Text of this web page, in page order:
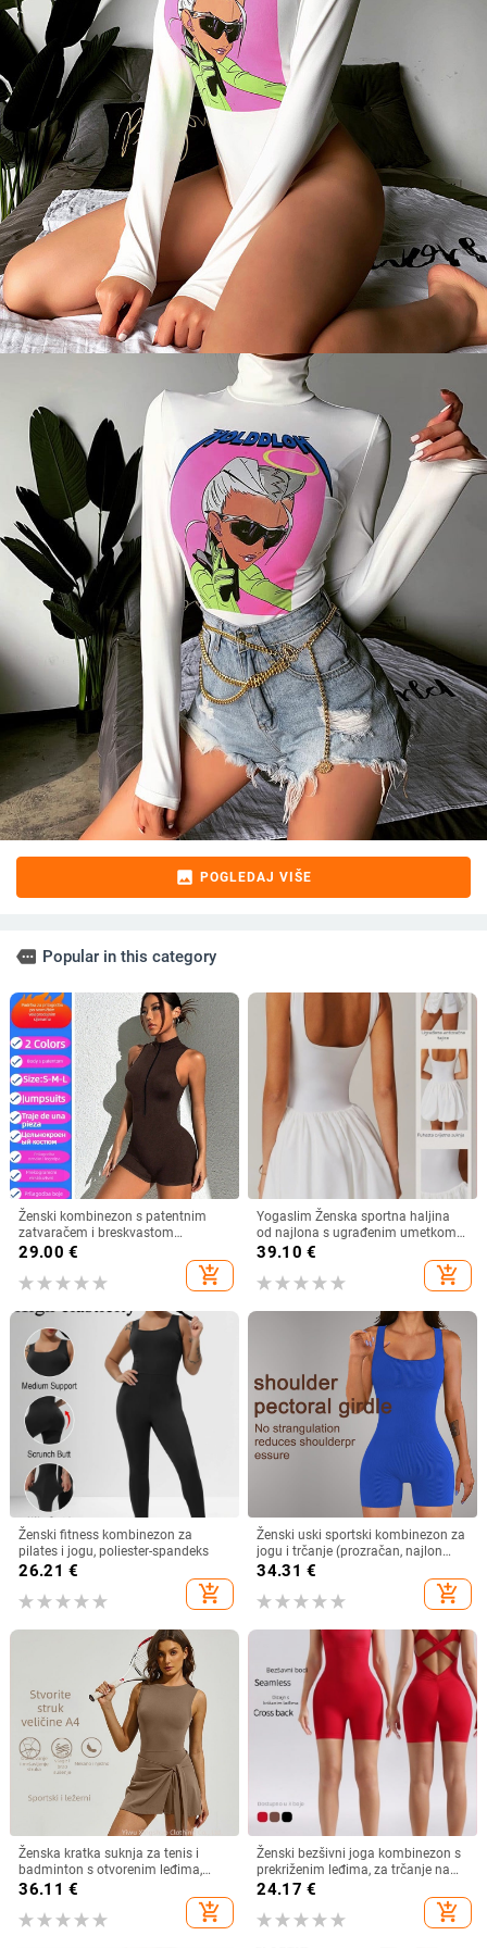
image POGLEDAJ VIŠE
more Popular in this category
Ženski kombinezon s patentnim
zatvaračem i breskvastom
stražnjicom u 4 boje
29.00 €
add_shopping_cart
Yogaslim Ženska sportna haljina
od najlona s ugrađenim umetkom
za dojke, tenis suknja s džepom
39.10 €
add_shopping_cart
Ženski fitness kombinezon za
pilates i jogu, poliester-spandeks
26.21 €
add_shopping_cart
Ženski uski sportski kombinezon za
jogu i trčanje (prozračan, najlon
tkanina, smjesa kemijskih vlakana,
Huayu knitting brend, 2025.4)
34.31 €
add_shopping_cart
Ženska kratka suknja za tenis i
badminton s otvorenim leđima,
zaštita od prozirnosti, prozračna,
36.11 €
add_shopping_cart
Ženski bezšivni joga kombinezon s
prekriženim leđima, za trčanje na
otvorenom, upija vlagu, 90% najlon,
10% spandeks, uklonjive jastuke za
prsa, ljeto 2025
24.17 €
add_shopping_cart